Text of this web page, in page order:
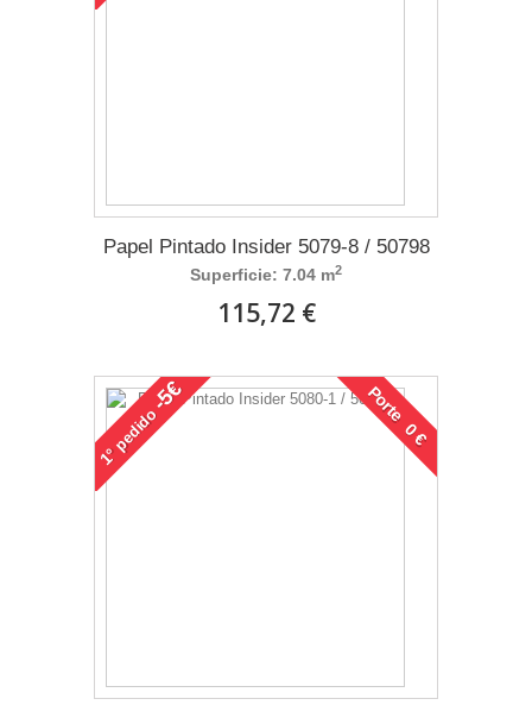
Papel Pintado Insider 5079-8 / 50798
Superficie: 7.04 m2
115,72 €
1°
pedido
-5€ Porte 0 €